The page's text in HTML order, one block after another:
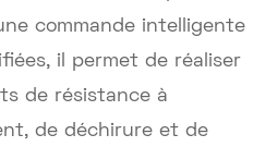
commande intelligente
il permet de réaliser
de résistance à
de déchirure et de